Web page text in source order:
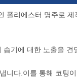
리에스터 명주로
기에 대한 노출을
다.이를 통해 코팅